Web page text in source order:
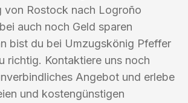
von Rostock nach Logroño
auch noch Geld sparen
bist du bei Umzugskönig Pfeffer
richtig. Kontaktiere uns noch
Angebot und erlebe
und kostengünstigen